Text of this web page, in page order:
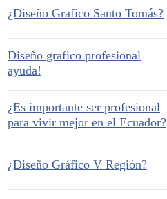
¿Diseño Grafico Santo Tomás?
Diseño grafico profesional
ayuda!
¿Es importante ser profesional
para vivir mejor en el Ecuador?
¿Diseño Gráfico V Región?